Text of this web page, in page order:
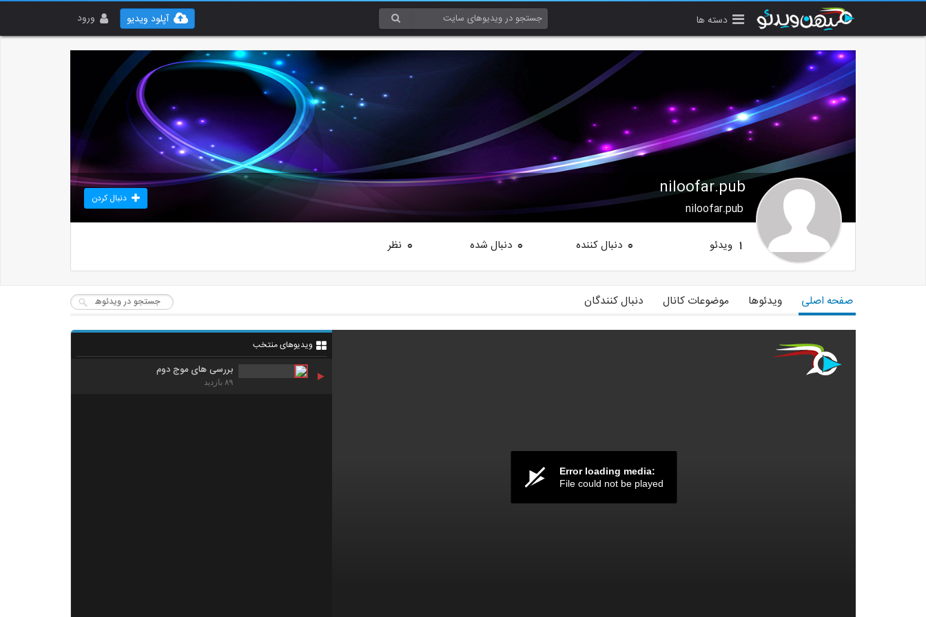
دسته ها ورود آپلود ویدیو
niloofar.pub
niloofar.pub
دنبال کردن
1 ویدئو 0 دنبال کننده 0 دنبال شده 0 نظر
صفحه اصلی ویدئوها موضوعات کانال دنبال کنندگان
Error loading media:
File could not be played
ویدیوهای منتخب
بررسی های موج دوم
۸۹ بازدید